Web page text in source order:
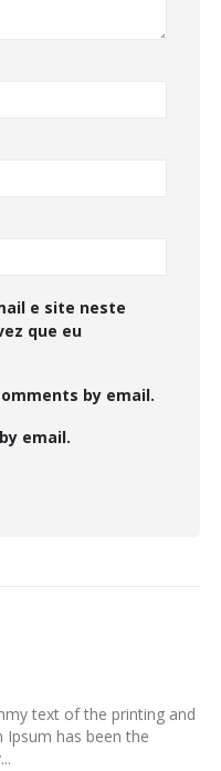
e site neste
que eu
by email.
email.
Lorem ipsum dolor sit amet,
elit. Cras non placerat mi.
Aenean pretium convallis